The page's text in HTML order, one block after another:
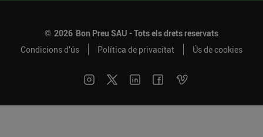
© 2026 Bon Preu SAU - Tots els drets reservats
Condicions d’ús
Política de privacitat Ús de cookies